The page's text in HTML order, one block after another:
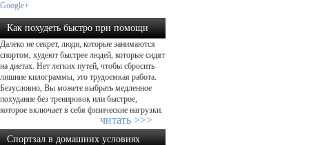
Google+
Как похудеть быстро при помощи
физической нагрузки...
Далеко не секрет, люди, которые занимаются
спортом, худеют быстрее людей, которые сидят
на диетах. Нет легких путей, чтобы сбросить
лишние килограммы, это трудоемкая работа.
Безусловно, Вы можете выбрать медленное
похудание без тренировок или быстрое,
которое включает в себя физические нагрузки.
читать >>>
Спортзал в домашних условиях